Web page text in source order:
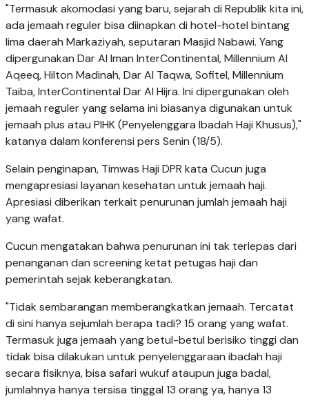
"Termasuk akomodasi yang baru, sejarah di Republik kita ini,
ada jemaah reguler bisa diinapkan di hotel-hotel bintang
lima daerah Markaziyah, seputaran Masjid Nabawi. Yang
dipergunakan Dar Al Iman InterContinental, Millennium Al
Aqeeq, Hilton Madinah, Dar Al Taqwa, Sofitel, Millennium
Taiba, InterContinental Dar Al Hijra. Ini dipergunakan oleh
jemaah reguler yang selama ini biasanya digunakan untuk
jemaah plus atau PIHK (Penyelenggara Ibadah Haji Khusus),"
katanya dalam konferensi pers Senin (18/5).
Selain penginapan, Timwas Haji DPR kata Cucun juga
mengapresiasi layanan kesehatan untuk jemaah haji.
Apresiasi diberikan terkait penurunan jumlah jemaah haji
yang wafat.
Cucun mengatakan bahwa penurunan ini tak terlepas dari
penanganan dan screening ketat petugas haji dan
pemerintah sejak keberangkatan.
"Tidak sembarangan memberangkatkan jemaah. Tercatat
di sini hanya sejumlah berapa tadi? 15 orang yang wafat.
Termasuk juga jemaah yang betul-betul berisiko tinggi dan
tidak bisa dilakukan untuk penyelenggaraan ibadah haji
secara fisiknya, bisa safari wukuf ataupun juga badal,
jumlahnya hanya tersisa tinggal 13 orang ya, hanya 13